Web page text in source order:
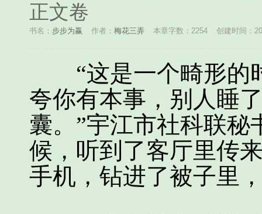
正文卷
书名： 步步为赢 作者： 梅花三弄 本章字数：2254 创建时间：
“这是一个畸形的
夸你有本事，别人睡
囊。”宇江市社科联
候，听到了客厅里传
手机，钻进了被子里